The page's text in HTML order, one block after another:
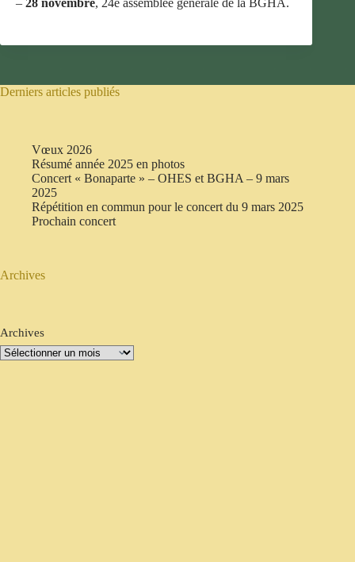
Derniers articles publiés
Vœux 2026
Résumé année 2025 en photos
Concert « Bonaparte » – OHES et BGHA – 9 mars
2025
Répétition en commun pour le concert du 9 mars 2025
Prochain concert
Archives
Archives